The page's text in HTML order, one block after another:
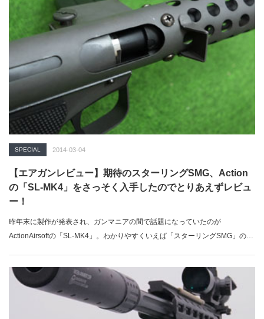
SPECIAL 2014-03-04
【エアガンレビュー】期待のスターリングSMG、Action
の「SL-MK4」をさっそく入手したのでとりあえずレビュ
ー！
昨年末に製作が発表され、ガンマニアの間で話題になっていたのが
ActionAirsoftの「SL-MK4」。わかりやすくいえば「スターリングSMG」の